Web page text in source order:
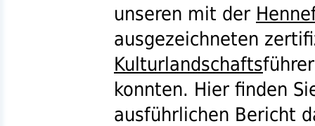
unseren mit der
ausgezeichneten
Kulturlandschafts
konnten. Hier finden
ausführlichen Bericht